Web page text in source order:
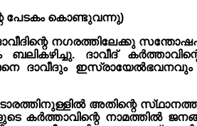
പേടകം കൊണ്ടുവന്നു)
നഗരത്തിലേക്കു
ദാവീദ്
ഇസ്രായേൽഭവനവും
അതിന്റെ
കർത്താവിന്റെ നാമത്തിൽ